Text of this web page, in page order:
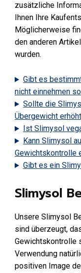
zusätzliche
Ihnen Ihre
Möglicherweise
den anderen
wurden.
Gibt es
nicht einnehmen
Sollte die
Übergewicht
Ist Slimysol
Kann Slimysol
Gewichtskontrolle
Gibt es ein
Slimysol
Unsere Slimysol
sind überzeugt,
Gewichtskontrolle
Verwendung
positiven Image